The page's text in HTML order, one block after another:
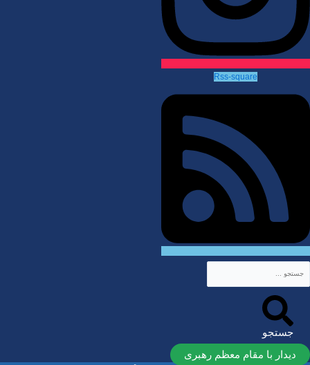
Rss-square
جستجو
دیدار با مقام معظم رهبری